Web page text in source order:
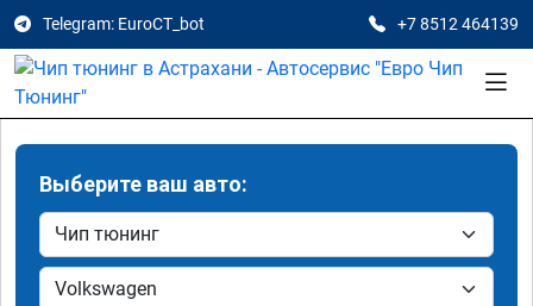
Telegram: EuroCT_bot +7 8512 464139
Выберите ваш авто: